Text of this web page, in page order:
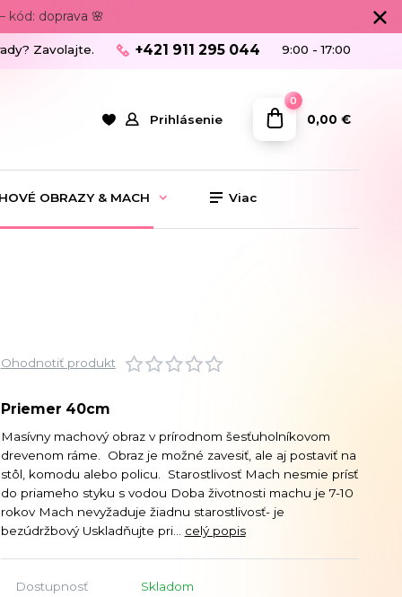
kód: doprava 🌸
Prihlásenie
Zavolajte. +421 911 295 044 9:00 - 17:00
0
0,00 €
OBRAZY & MACH Viac
Ohodnotiť produkt
Priemer 40cm
Masívny machový obraz v prírodnom šesťuholníkovom
drevenom ráme. Obraz je možné zavesiť, ale aj postaviť na
stôl, komodu alebo policu. Starostlivosť Mach nesmie prísť
do priameho styku s vodou Doba životnosti machu je 7-10
rokov Mach nevyžaduje žiadnu starostlivosť- je
bezúdržbový Uskladňujte pri... celý popis
Dostupnosť Skladom